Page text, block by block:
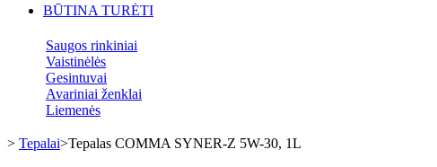
BŪTINA TURĖTI
Saugos rinkiniai
Vaistinėlės
Gesintuvai
Avariniai ženklai
Liemenės
> Tepalai>Tepalas COMMA SYNER-Z 5W-30, 1L